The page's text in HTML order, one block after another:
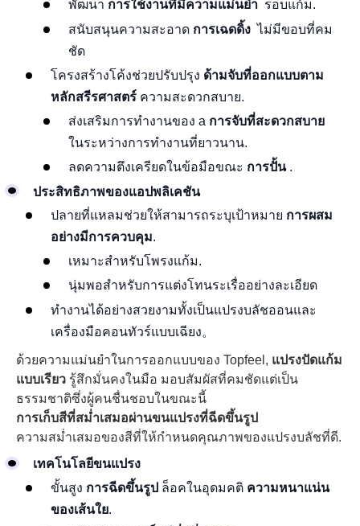
พัฒนา การใช้งานที่มีความแม่นยำ รอบแก้ม.
สนับสนุนความสะอาด การเฉดดิ้ง ไม่มีขอบที่คม
ชัด
โครงสร้างโค้งช่วยปรับปรุง ด้ามจับที่ออกแบบตาม
หลักสรีรศาสตร์ ความสะดวกสบาย.
ส่งเสริมการทำงานของ a การจับที่สะดวกสบาย
ในระหว่างการทำงานที่ยาวนาน.
ลดความตึงเครียดในข้อมือขณะ การปั้น .
ประสิทธิภาพของแอปพลิเคชัน
ปลายที่แหลมช่วยให้สามารถระบุเป้าหมาย การผสม
อย่างมีการควบคุม.
เหมาะสำหรับโพรงแก้ม.
นุ่มพอสำหรับการแต่งโทนระเรื่ออย่างละเอียด
ทำงานได้อย่างสวยงามทั้งเป็นแปรงบลัชออนและ
เครื่องมือคอนทัวร์แบบเฉียง。
ด้วยความแม่นยำในการออกแบบของ Topfeel, แปรงปัดแก้ม
แบบเรียว รู้สึกมั่นคงในมือ มอบสัมผัสที่คมชัดแต่เป็น
ธรรมชาติซึ่งผู้คนชื่นชอบในขณะนี้
การเก็บสีที่สม่ำเสมอผ่านขนแปรงที่ฉีดขึ้นรูป
ความสม่ำเสมอของสีที่ให้กำหนดคุณภาพของแปรงบลัชที่ดี.
เทคโนโลยีขนแปรง
ขั้นสูง การฉีดขึ้นรูป ล็อคในอุดมคติ ความหนาแน่น
ของเส้นใย.